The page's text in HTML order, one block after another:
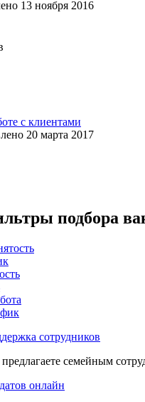
13 ноября 2016
с клиентами
20 марта 2017
подбора
сотрудников
семейным
онлайн